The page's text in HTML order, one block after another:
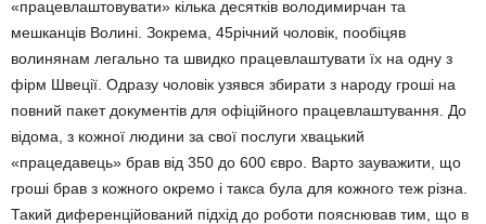
«працевлаштовувати» кілька десятків володимирчан та
мешканців Волині. Зокрема, 45річний чоловік, пообіцяв
волинянам легально та швидко працевлаштувати їх на одну з
фірм Швеції. Одразу чоловік узявся збирати з народу гроші на
повний пакет документів для офіційного працевлаштування. До
відома, з кожної людини за свої послуги хвацький
«працедавець» брав від 350 до 600 євро. Варто зауважити, що
гроші брав з кожного окремо і такса була для кожного теж різна.
Такий диференційований підхід до роботи пояснював тим, що в